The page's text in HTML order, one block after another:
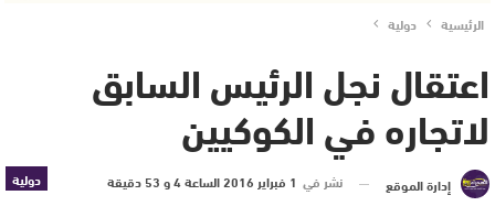
الرئيسية دولية
اعتقال نجل الرئيس السابق
لاتجاره في الكوكيين
دولية إدارة الموقع نشر في 1 فبراير 2016 الساعة 4 و 53 دقيقة